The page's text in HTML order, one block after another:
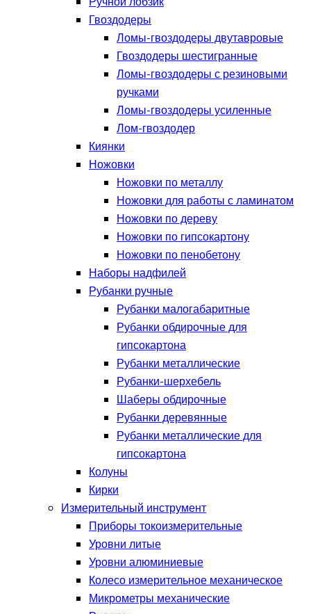
Гвоздодеры
Ломы-гвоздодеры двутавровые
Гвоздодеры шестигранные
Ломы-гвоздодеры с резиновыми
ручками
Ломы-гвоздодеры усиленные
Лом-гвоздодер
Киянки
Ножовки
Ножовки по металлу
Ножовки для работы с ламинатом
Ножовки по дереву
Ножовки по гипсокартону
Ножовки по пенобетону
Наборы надфилей
Рубанки ручные
Рубанки малогабаритные
Рубанки обдирочные для
гипсокартона
Рубанки металлические
Рубанки-шерхебель
Шаберы обдирочные
Рубанки деревянные
Рубанки металлические для
гипсокартона
Колуны
Кирки
Измерительный инструмент
Приборы токоизмерительные
Уровни литые
Уровни алюминиевые
Колесо измерительное механическое
Микрометры механические